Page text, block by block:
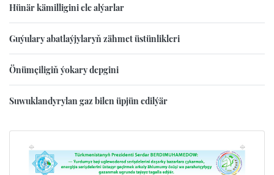
Hünär kämilligini ele alýarlar
Guýulary abatlaýjylaryň zähmet üstünlikleri
Önümçiligiň ýokary depgini
Suwuklandyrylan gaz bilen üpjün edilýär